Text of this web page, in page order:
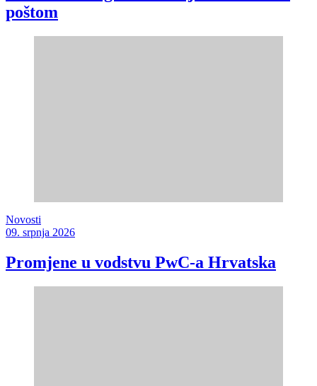
poštom
Novosti
09. srpnja 2026
Promjene u vodstvu PwC-a Hrvatska